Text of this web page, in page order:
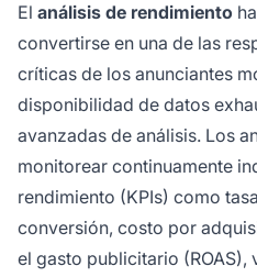
El análisis de rendimiento
convertirse en una de las
críticas de los anunciantes
disponibilidad de datos
avanzadas de análisis. Los
monitorear continuamente
rendimiento (KPIs) como
conversión, costo por
el gasto publicitario